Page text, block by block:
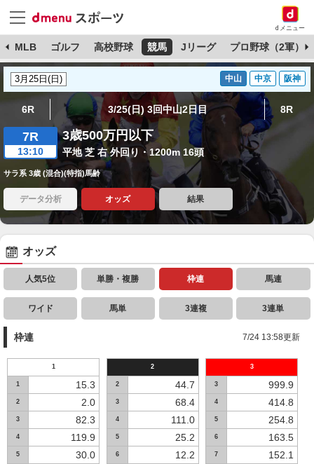
dメニュー
MLB ゴルフ 高校野球 競馬 Jリーグ プロ野球（2軍）
中山 中京 阪神
6R 3/25(日) 3回中山2日目 8R
7R
13:10
3歳500万円以下
平地 芝 右 外回り・1200m 16頭
サラ系 3歳 (混合)(特指)馬齢
データ分析 オッズ 結果
オッズ
人気5位 単勝・複勝 枠連 馬連
ワイド 馬単 3連複 3連単
枠連 7/24 13:58更新
1
1 15.3
2 2.0
3 82.3
4 119.9
5 30.0
2
2 44.7
3 68.4
4 111.0
5 25.2
6 12.2
3
3 999.9
4 414.8
5 254.8
6 163.5
7 152.1